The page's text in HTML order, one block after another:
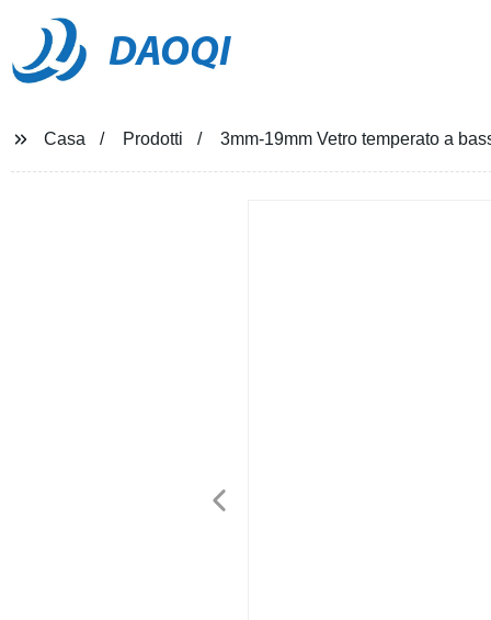
DAOQI
Casa Prodotti 3mm-19mm Vetro temperato a